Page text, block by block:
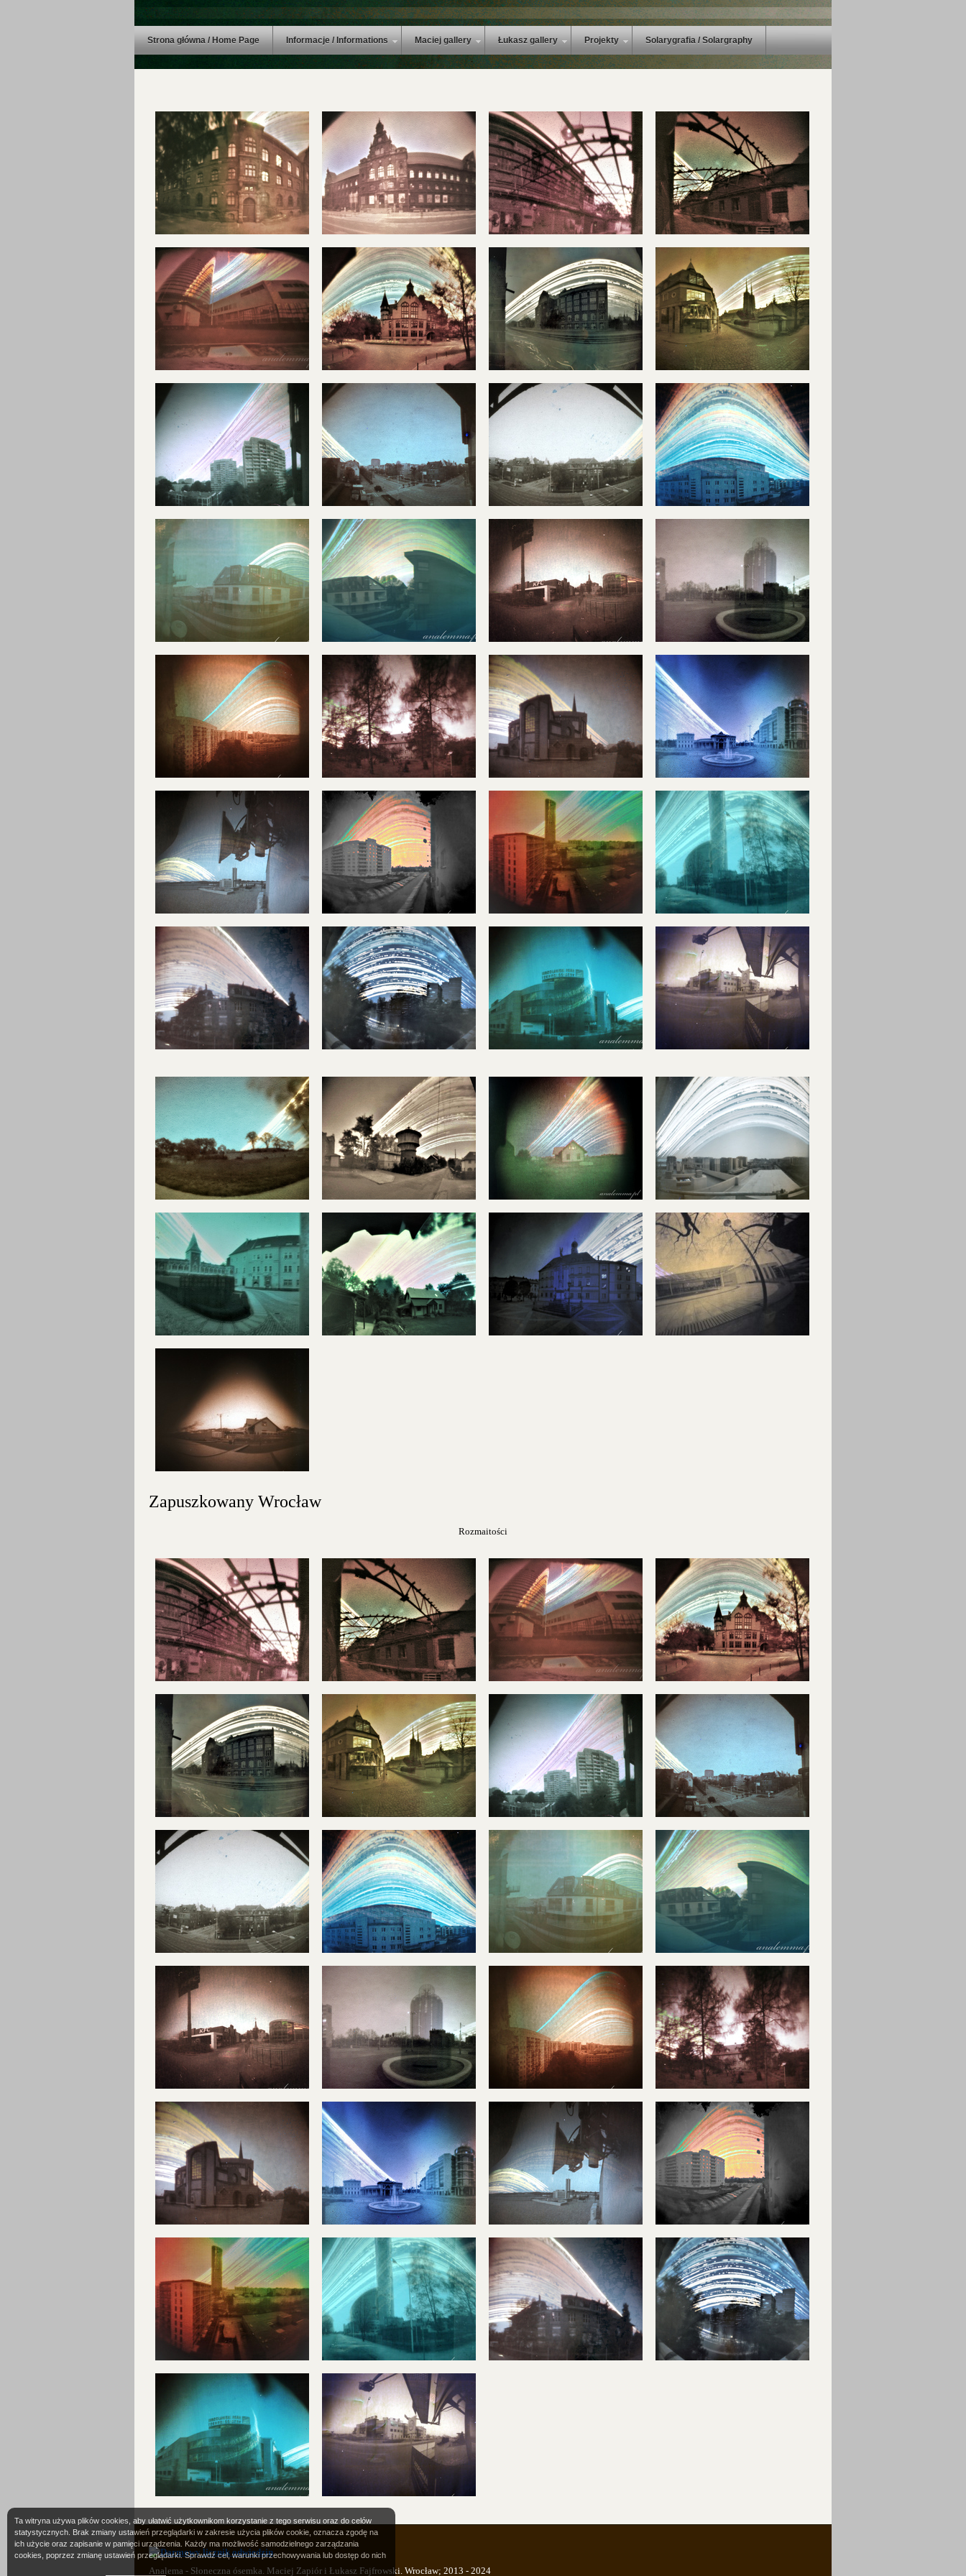
Strona główna / Home Page Informacje / Informations Maciej gallery Łukasz gallery Projekty Solarygrafia / Solargraphy
Zapuszkowany Wrocław
Rozmaitości
Analema - Słoneczna ósemka. Maciej Zapiór i Łukasz Fajfrowski. Wrocław; 2013 - 2024
Ta witryna używa plików cookies, aby ułatwić użytkownikom korzystanie z tego serwisu oraz do celów
statystycznych. Brak zmiany ustawień przeglądarki w zakresie użycia plików cookie, oznacza zgodę na
ich użycie oraz zapisanie w pamięci urządzenia. Każdy ma możliwość samodzielnego zarządzania
cookies, poprzez zmianę ustawień przeglądarki. Sprawdź cel, warunki przechowywania lub dostęp do nich